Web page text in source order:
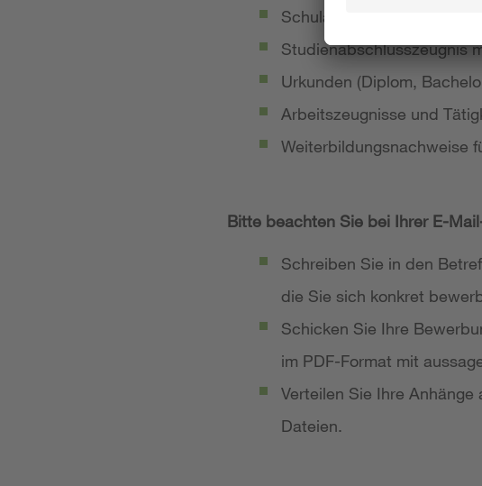
Schulabschluss- und
Studienabschlusszeugnis
Urkunden (Diplom,
Arbeitszeugnisse und
Weiterbildungsnachweise
Bitte beachten Sie bei Ihrer E-
Schreiben Sie in den
die Sie sich konkret
Schicken Sie Ihre
im PDF-Format mit
Verteilen Sie Ihre
Dateien.